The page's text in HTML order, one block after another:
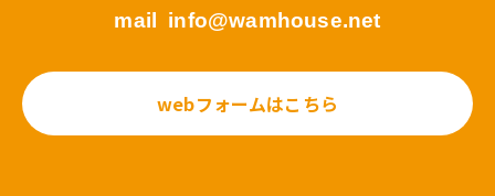
mail
info@wamhouse.net
webフォームはこちら